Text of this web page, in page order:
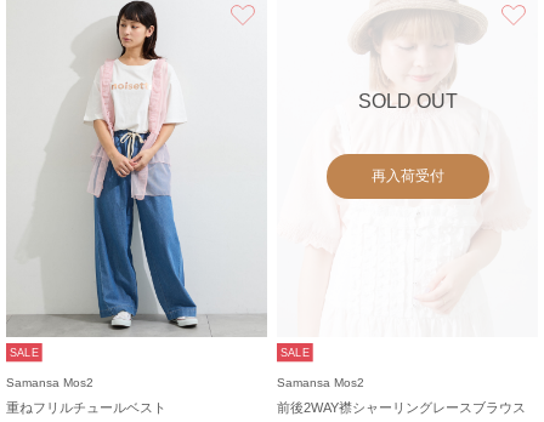
SALE
Samansa Mos2
重ねフリルチュールベスト
SOLD OUT
再入荷受付
SALE
Samansa Mos2
前後2WAY襟シャーリングレースブラウス